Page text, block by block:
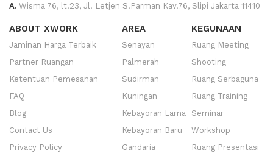
A. Wisma 76, lt.23, Jl. Letjen S.Parman Kav.76, Slipi Jakarta 11410
ABOUT XWORK
Jaminan Harga Terbaik
Partner Ruangan
Ketentuan Pemesanan
FAQ
Blog
Contact Us
Privacy Policy
AREA
Senayan
Palmerah
Sudirman
Kuningan
Kebayoran Lama
Kebayoran Baru
Gandaria
KEGUNAAN
Ruang Meeting
Shooting
Ruang Serbaguna
Ruang Training
Seminar
Workshop
Ruang Presentasi